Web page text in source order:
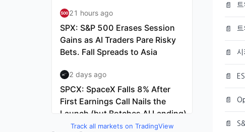
Track all markets on TradingView
📄 트
📄 트
📄 시
📄
📄
📄